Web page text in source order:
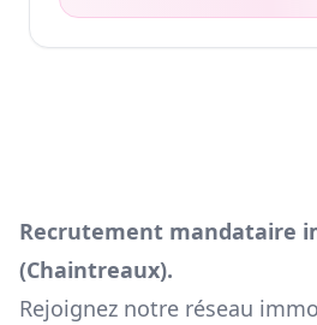
Recrutement mandataire
(Chaintreaux).
Rejoignez notre réseau